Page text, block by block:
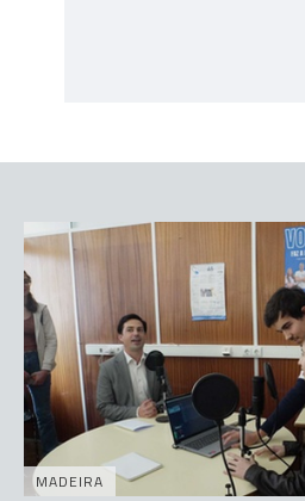
MADEIRA